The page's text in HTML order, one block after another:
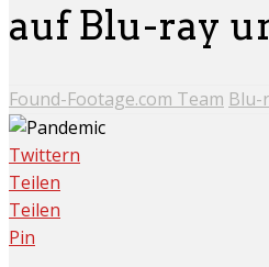
auf Blu-ray
Found-Footage.com Team Blu-
Twittern
Teilen
Teilen
Pin